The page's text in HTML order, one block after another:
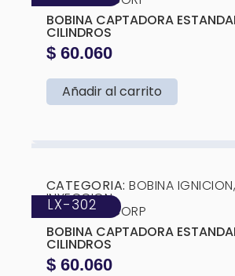
BOBINA CAPTADORA
CILINDROS
$60.060
Añadir al carrito
❮
LX-302
CATEGORIA:BOBINA IGNICION,
INYECCION
MARCA: HICORP
BOBINA CAPTADORA
CILINDROS
$60.060